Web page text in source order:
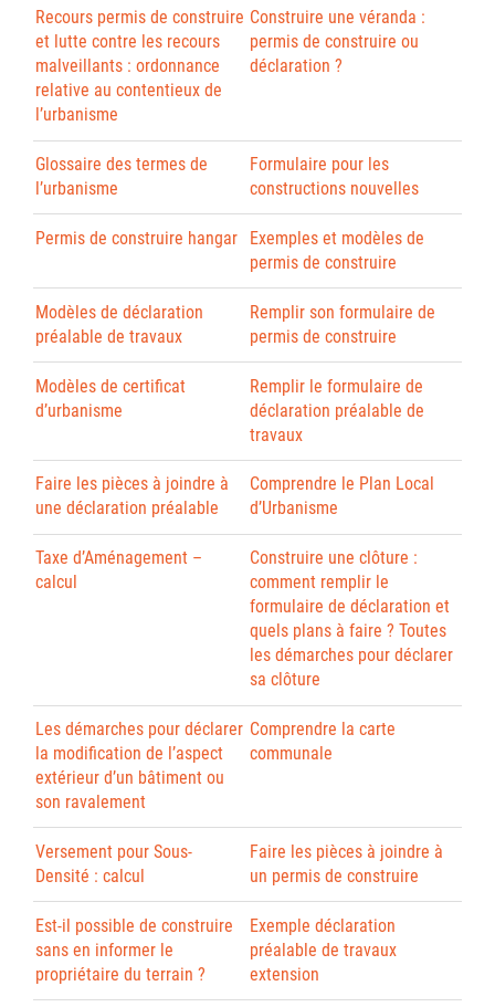
Recours permis de construire
et lutte contre les recours
malveillants : ordonnance
relative au contentieux de
l’urbanisme
Construire une véranda :
permis de construire ou
déclaration ?
Glossaire des termes de
l’urbanisme
Formulaire pour les
constructions nouvelles
Permis de construire hangar
Exemples et modèles de
permis de construire
Modèles de déclaration
préalable de travaux
Remplir son formulaire de
permis de construire
Modèles de certificat
d’urbanisme
Remplir le formulaire de
déclaration préalable de
travaux
Faire les pièces à joindre à
une déclaration préalable
Comprendre le Plan Local
d’Urbanisme
Taxe d’Aménagement –
calcul
Construire une clôture :
comment remplir le
formulaire de déclaration et
quels plans à faire ? Toutes
les démarches pour déclarer
sa clôture
Les démarches pour déclarer
la modification de l’aspect
extérieur d’un bâtiment ou
son ravalement
Comprendre la carte
communale
Versement pour Sous-
Densité : calcul
Faire les pièces à joindre à
un permis de construire
Est-il possible de construire
sans en informer le
propriétaire du terrain ?
Exemple déclaration
préalable de travaux
extension